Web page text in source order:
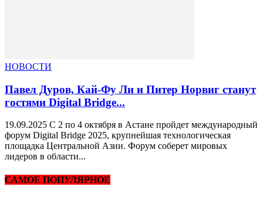
НОВОСТИ
Павел Дуров, Кай-Фу Ли и Питер Норвиг станут
гостями Digital Bridge...
19.09.2025 С 2 по 4 октября в Астане пройдет международный
форум Digital Bridge 2025, крупнейшая технологическая
площадка Центральной Азии. Форум соберет мировых
лидеров в области...
САМОЕ ПОПУЛЯРНОЕ